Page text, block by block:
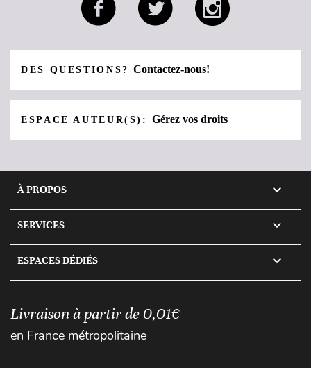
DES QUESTIONS?Contactez-nous!
ESPACE AUTEUR(S):Gérez vos droits
À PROPOS 
SERVICES 
ESPACES DÉDIÉS 
Livraison à partir de 0,01€
en France métropolitaine